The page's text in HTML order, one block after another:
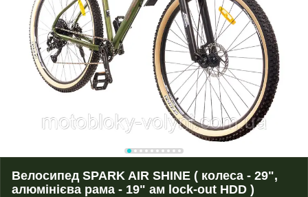
Велосипед SPARK AIR SHINE ( колеса - 29",
алюмінієва рама - 19" ам lock-out HDD )